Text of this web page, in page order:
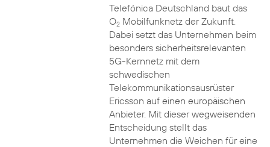
Telefónica Deutschland baut das
O2Mobilfunknetz der Zukunft.
Dabei setzt das Unternehmen beim
besonders sicherheitsrelevanten
5G-Kernnetz mit dem
schwedischen
Telekommunikationsausrüster
Ericsson auf einen europäischen
Anbieter. Mit dieser wegweisenden
Entscheidung stellt das
Unternehmen die Weichen für eine